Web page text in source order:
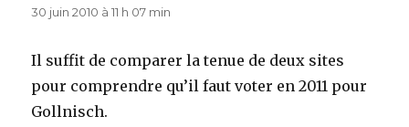
30 juin 2010 à 11 h 07 min
Il suffit de comparer la tenue de deux sites
pour comprendre qu’il faut voter en 2011 pour
Gollnisch.